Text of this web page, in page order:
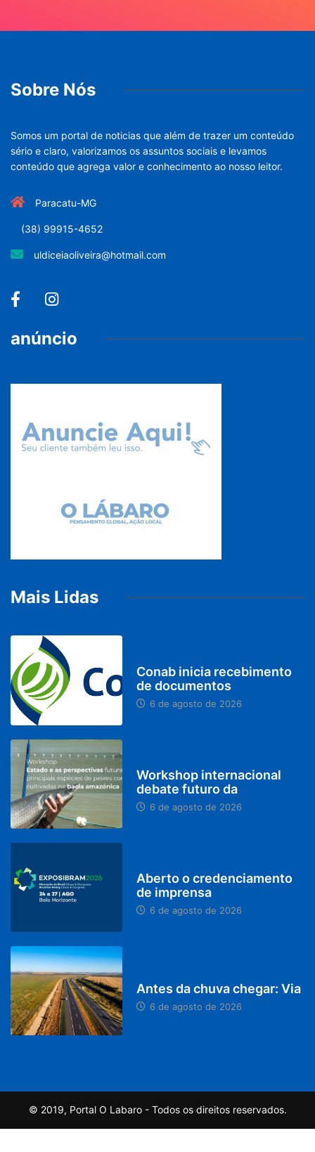
Sobre Nós
Somos um portal de noticias que além de trazer um conteúdo
sério e claro, valorizamos os assuntos sociais e levamos
conteúdo que agrega valor e conhecimento ao nosso leitor.
Paracatu-MG
(38) 99915-4652
uldiceiaoliveira@hotmail.com
anúncio
Mais Lidas
Conab inicia recebimento
de documentos
6 de agosto de 2026
Workshop internacional
debate futuro da
6 de agosto de 2026
Aberto o credenciamento
de imprensa
6 de agosto de 2026
Antes da chuva chegar: Via
6 de agosto de 2026
© 2019, Portal O Labaro - Todos os direitos reservados.